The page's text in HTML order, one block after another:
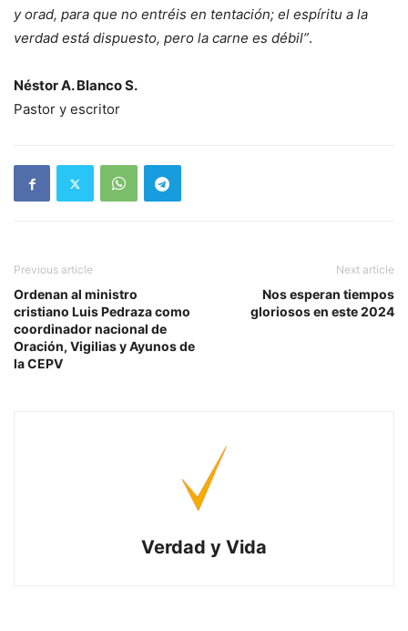
y orad, para que no entréis en tentación; el espíritu a la
verdad está dispuesto, pero la carne es débil”.
Néstor A. Blanco S.
Pastor y escritor
Previous article
Ordenan al ministro
cristiano Luis Pedraza como
coordinador nacional de
Oración, Vigilias y Ayunos de
la CEPV
Next article
Nos esperan tiempos
gloriosos en este 2024
Verdad y Vida